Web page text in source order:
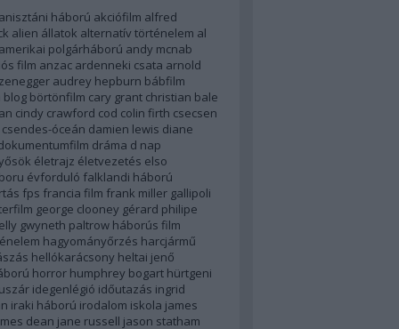
háború akciófilm alfred
alien állatok alternatív történelem al
amerikai polgárháború andy mcnab
film anzac ardenneki csata arnold
audrey hepburn bábfilm
blog börtönfilm cary grant christian bale
cindy crawford cod colin firth csecsen
csendes-óceán damien lewis diane
dráma d nap
életrajz életvezetés elso
évforduló falklandi háború
fps francia film frank miller gallipoli
george clooney gérard philipe
gwyneth paltrow háborús film
hagyományőrzés harcjármű
hellókarácsony heltai jenő
horror humphrey bogart hürtgeni
idegenlégió időutazás ingrid
iraki háború irodalom iskola james
dean jane russell jason statham